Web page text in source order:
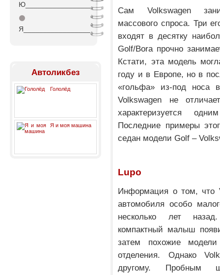
Ю_________________
⚫
Я_________________
Автоликбез
Гололёд
Я и моя машина
Сам Volkswagen
массового спроса. Три
входят в десятку
Golf/Bora прочно
Кстати, эта модель
году и в Европе, но в
«гольфа» из-под носа
Volkswagen не
характеризуется
Последние примеры
седан модели Golf –
Lupo
Информация о том, что
автомобиля особо
несколько лет
компактный малыш
затем похожие
отделения. Однако
другому. Пробным